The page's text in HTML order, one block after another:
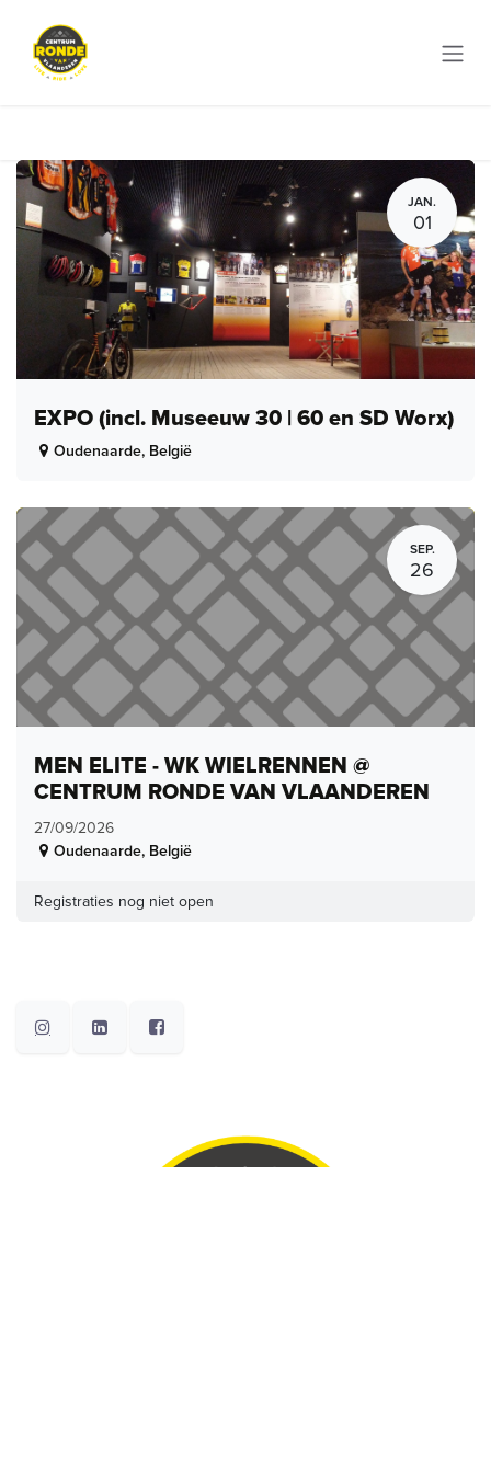
JAN.
01
EXPO (incl. Museeuw 30 | 60 en SD Worx)
Oudenaarde, België
SEP.
26
MEN ELITE - WK WIELRENNEN @
CENTRUM RONDE VAN VLAANDEREN
27/09/2026
Oudenaarde, België
Registraties nog niet open